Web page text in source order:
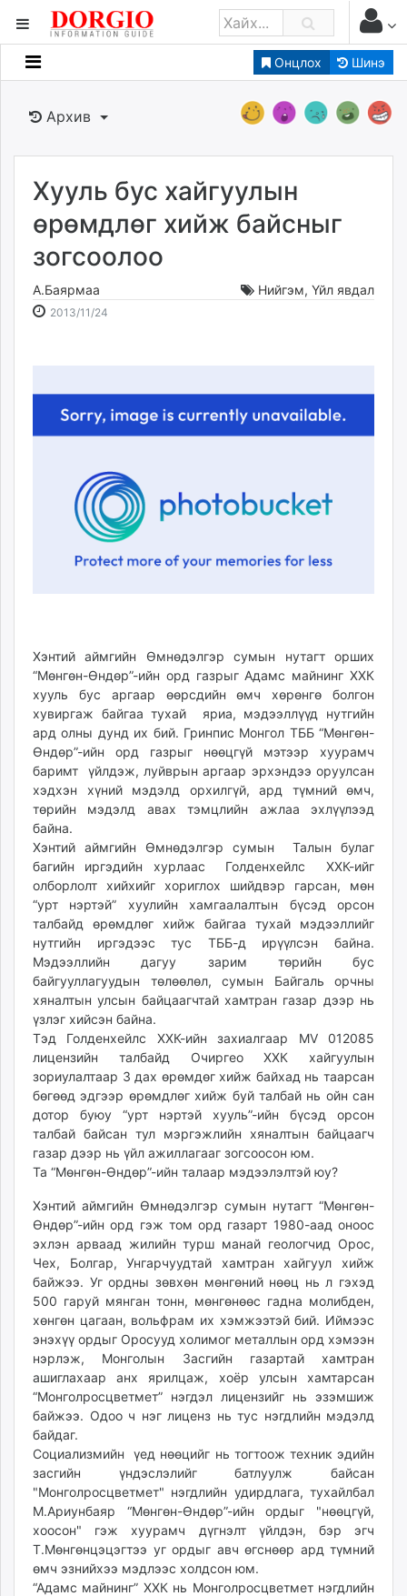
Онцлох Шинэ
Мэдээллийн
Банк санхүү
Бизнес ААН
Төрийн
Нийслэлийн
dorgio.mn
Gogo.mn
caak.mn
tovch.mn
ikon.mn
24tsag.mn
eagle.mn
zuv.mn
mminfo.mn
ugluu.mn
urlag.mn
unen.mn
asu.mn
shudarga.mn
shuurhai.mn
unuudur.mn
isee.mn
mglradio.com
fact.mn
itoim.mn
tumen.mn
shuum.mn
times.mn
tvmongolia.mn
mass.mn
unegui.mn
assa.mn
toim.mn
tac.mn
paparazzi.mn
unread.today
Архив
Хууль бус хайгуулын
өрөмдлөг хийж байсныг
зогсоолоо
А.Баярмаа Нийгэм, Үйл явдал
2013/11/24
Хэнтий аймгийн Өмнөдэлгэр сумын нутагт орших
“Мөнгөн-Өндөр”-ийн орд газрыг Адамс майнинг ХХК
хууль бус аргаар өөрсдийн өмч хөрөнгө болгон
хувиргаж байгаа тухай яриа, мэдээллүүд нутгийн
ард олны дунд их бий. Гринпис Монгол ТББ “Мөнгөн-
Өндөр”-ийн орд газрыг нөөцгүй мэтээр хуурамч
баримт үйлдэж, луйврын аргаар эрхэндээ оруулсан
хэдхэн хүний мэдэлд орхилгүй, ард түмний өмч,
төрийн мэдэлд авах тэмцлийн ажлаа эхлүүлээд
байна.
Хэнтий аймгийн Өмнөдэлгэр сумын Талын булаг
багийн иргэдийн хурлаас Голденхейлс ХХК-ийг
олборлолт хийхийг хориглох шийдвэр гарсан, мөн
“урт нэртэй” хуулийн хамгаалалтын бүсэд орсон
талбайд өрөмдлөг хийж байгаа тухай мэдээллийг
нутгийн иргэдээс тус ТББ-д ирүүлсэн байна.
Мэдээллийн дагуу зарим төрийн бус
байгууллагуудын төлөөлөл, сумын Байгаль орчны
хяналтын улсын байцаагчтай хамтран газар дээр нь
үзлэг хийсэн байна.
Тэд Голденхейлс ХХК-ийн захиалгаар MV 012085
лицензийн талбайд Очиргео ХХК хайгуулын
зориулалтаар 3 дах өрөмдөг хийж байхад нь таарсан
бөгөөд эдгээр өрөмдлөг хийж буй талбай нь ойн сан
дотор буюу “урт нэртэй хууль”-ийн бүсэд орсон
талбай байсан тул мэргэжлийн хяналтын байцаагч
газар дээр нь үйл ажиллагааг зогсоосон юм.
Та “Мөнгөн-Өндөр”-ийн талаар мэдээлэлтэй юу?
Хэнтий аймгийн Өмнөдэлгэр сумын нутагт “Мөнгөн-
Өндөр”-ийн орд гэж том орд газарт 1980-аад оноос
эхлэн арваад жилийн турш манай геологчид Орос,
Чех, Болгар, Унгарчуудтай хамтран хайгуул хийж
байжээ. Уг ордны зөвхөн мөнгөний нөөц нь л гэхэд
500 гаруй мянган тонн, мөнгөнөөс гадна молибден,
хөнгөн цагаан, вольфрам их хэмжээтэй бий. Иймээс
энэхүү ордыг Оросууд холимог металлын орд хэмээн
нэрлэж, Монголын Засгийн газартай хамтран
ашиглахаар анх ярилцаж, хоёр улсын хамтарсан
“Монголросцветмет” нэгдэл лицензийг нь эзэмшиж
байжээ. Одоо ч нэг лиценз нь тус нэгдлийн мэдэлд
байдаг.
Социализмийн үед нөөцийг нь тогтоож техник эдийн
засгийн үндэслэлийг батлуулж байсан
"Монголросцветмет" нэгдлийн удирдлага, тухайлбал
М.Ариунбаяр “Мөнгөн-Өндөр”-ийн ордыг "нөөцгүй,
хоосон" гэж хуурамч дүгнэлт үйлдэн, бэр эгч
Т.Мөнгөнцэцэгтээ уг ордыг авч өгснөөр ард түмний
өмч эзнийхээ мэдлээс холдсон юм.
“Адамс майнинг” ХХК нь Монголросцветмет нэгдлийн